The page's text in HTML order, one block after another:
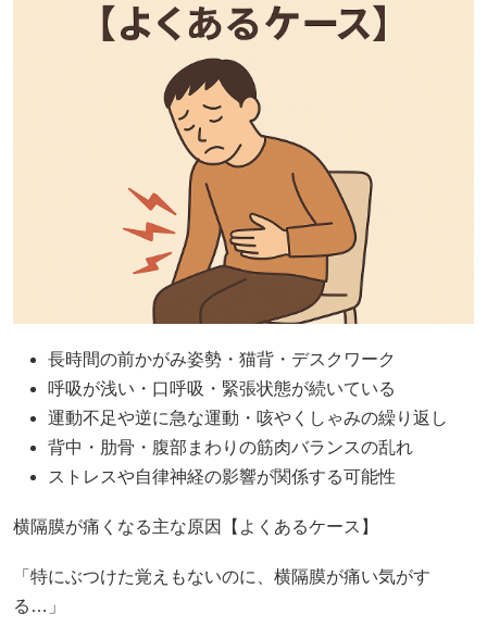
長時間の前かがみ姿勢・猫背・デスクワーク
呼吸が浅い・口呼吸・緊張状態が続いている
運動不足や逆に急な運動・咳やくしゃみの繰り返し
背中・肋骨・腹部まわりの筋肉バランスの乱れ
ストレスや自律神経の影響が関係する可能性
横隔膜が痛くなる主な原因【よくあるケース】
「特にぶつけた覚えもないのに、横隔膜が痛い気がす
る…」